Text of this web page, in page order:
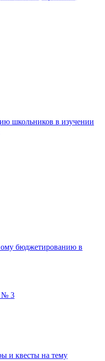
школьников в изучении
бюджетированию в
№ 3
и квесты на тему